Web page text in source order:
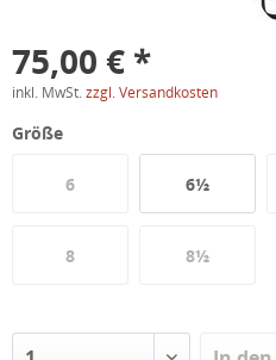
75,00 € *
inkl. MwSt. zzgl. Versandkosten
Größe
6 6½
8 8½